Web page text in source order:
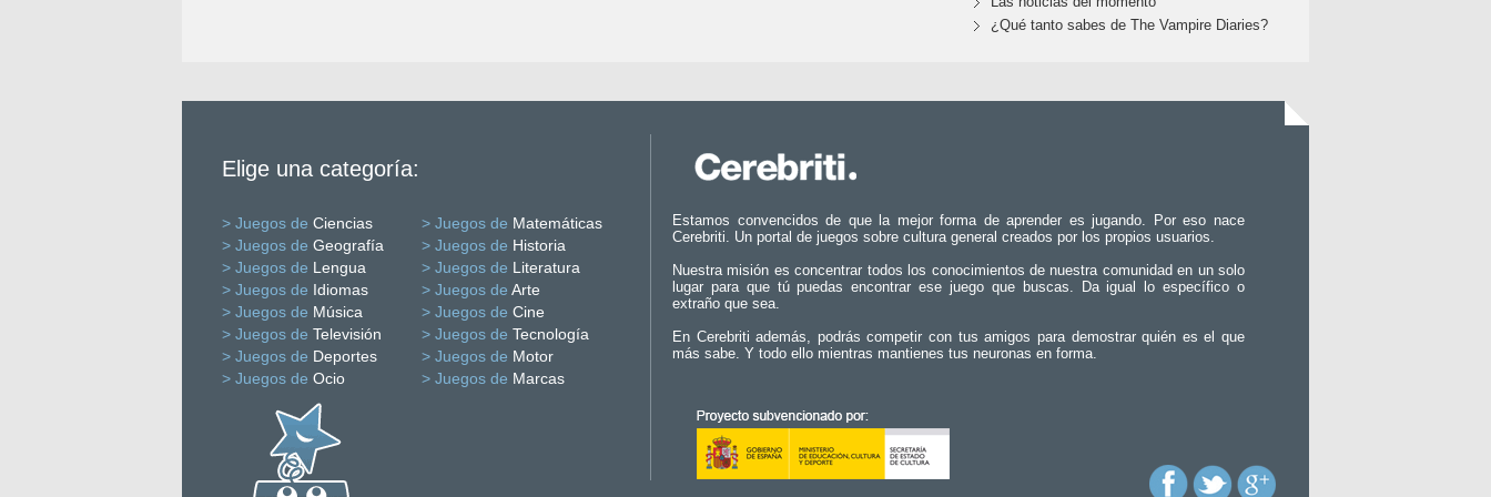
¿Qué tanto sabes de The Vampire Diaries?
Elige una categoría:
> Juegos de Ciencias > Juegos de Matemáticas
> Juegos de Geografía > Juegos de Historia
> Juegos de Lengua > Juegos de Literatura
> Juegos de Idiomas > Juegos de Arte
> Juegos de Música > Juegos de Cine
> Juegos de Televisión > Juegos de Tecnología
> Juegos de Deportes > Juegos de Motor
> Juegos de Ocio > Juegos de Marcas
Estamos convencidos de que la mejor forma de aprender es jugando. Por eso nace
Cerebriti. Un portal de juegos sobre cultura general creados por los propios usuarios.
Nuestra misión es concentrar todos los conocimientos de nuestra comunidad en un solo
lugar para que tú puedas encontrar ese juego que buscas. Da igual lo específico o
extraño que sea.
En Cerebriti además, podrás competir con tus amigos para demostrar quién es el que
más sabe. Y todo ello mientras mantienes tus neuronas en forma.